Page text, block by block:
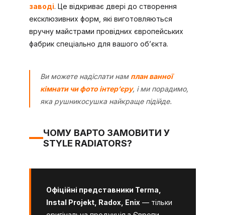
заводі. Це відкриває двері до створення
ексклюзивних форм, які виготовляються
вручну майстрами провідних європейських
фабрик спеціально для вашого об’єкта.
Ви можете надіслати нам план ванної
кімнати чи фото інтер’єру, і ми порадимо,
яка рушникосушка найкраще підійде.
ЧОМУ ВАРТО ЗАМОВИТИ У
STYLE RADIATORS?
Офіційні представники Terma,
Instal Projekt, Radox, Enix — тільки